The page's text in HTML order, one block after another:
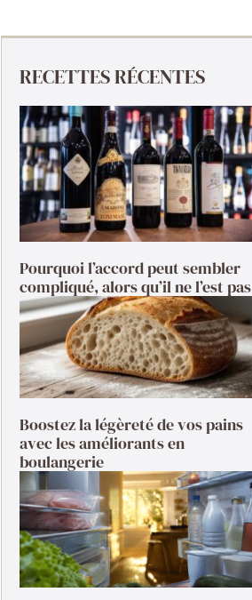
RECETTES RÉCENTES
Pourquoi l’accord peut sembler
compliqué, alors qu’il ne l’est pas
Boostez la légèreté de vos pains
avec les améliorants en
boulangerie